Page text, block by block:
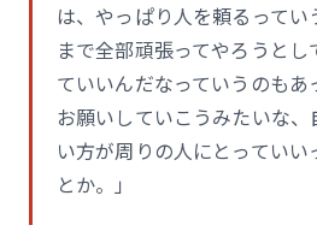
は、やっぱり人を頼るって
まで全部頑張ってやろうとし
ていいんだなっていうのもあ
お願いしていこうみたいな
い方が周りの人にとっていい
とか。」